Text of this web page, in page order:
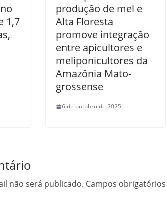
1,7
produção de mel e
Alta Floresta
promove integração
entre apicultores e
meliponicultores da
Amazônia Mato-
grossense
6 de outubro de 2025
não será publicado. Campos